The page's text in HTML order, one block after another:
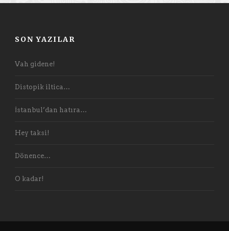
SON YAZILAR
Vah gidene!
Distopik iltica…
İstanbul’dan hatıra…
Hey taksi!
Dönence…
O kadar!